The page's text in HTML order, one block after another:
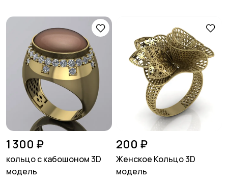
1 300 ₽
кольцо с кабошоном 3D
модель
200 ₽
Женское Кольцо 3D
модель